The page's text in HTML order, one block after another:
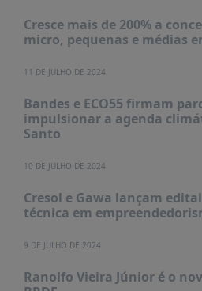
ESTUDOS
NOTÍCIAS
PRÊMIO
ABDE-
BID
ABDE
JORNALISMO
+
CONTATO
Cresce mais de 200% a
micro, pequenas e médias
11 DE JULHO DE 2024
Bandes e ECO55 firmam
impulsionar a agenda
Santo
10 DE JULHO DE 2024
Cresol e Gawa lançam
técnica em
9 DE JULHO DE 2024
Ranolfo Vieira Júnior é o